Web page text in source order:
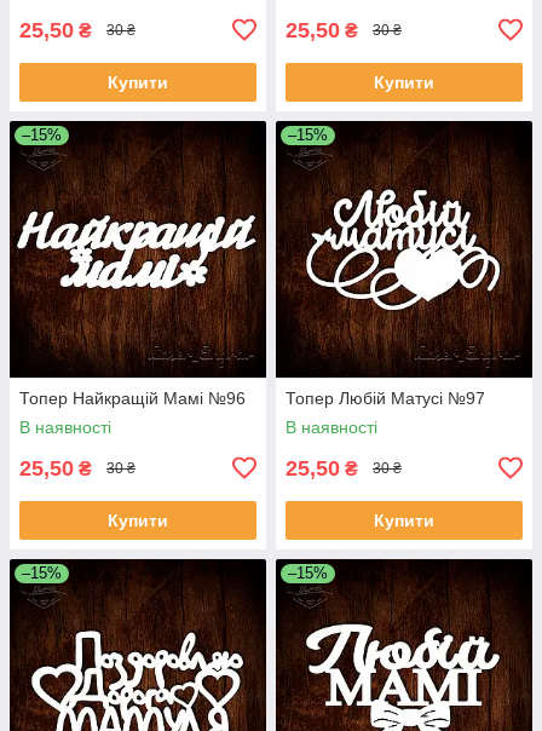
25,50 ₴ 30 ₴
Купити
25,50 ₴ 30 ₴
Купити
–15%
Топер Найкращій Мамі №96
В наявності
25,50 ₴ 30 ₴
Купити
–15%
Топер Любій Матусі №97
В наявності
25,50 ₴ 30 ₴
Купити
–15% –15%